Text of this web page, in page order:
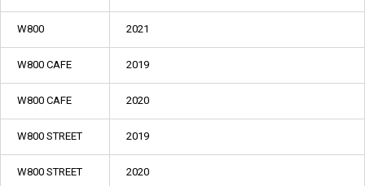
W800 2021
W800 CAFE 2019
W800 CAFE 2020
W800 STREET 2019
W800 STREET 2020